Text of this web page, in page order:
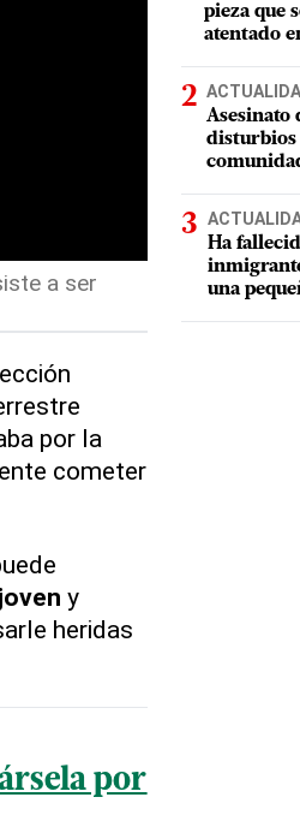
a ser
por la
cometer
joven y
heridas
por
pieza que
atentado
Asesinato
disturbios
Ha
una